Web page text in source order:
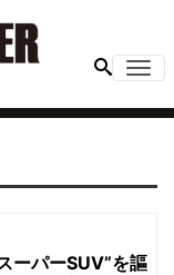
ーパーSUV”を謳